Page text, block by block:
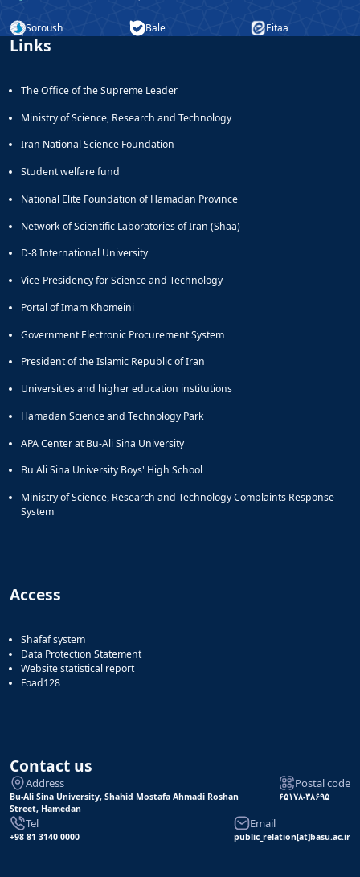
Soroush Bale Eitaa
Links
The Office of the Supreme Leader
Ministry of Science, Research and Technology
Iran National Science Foundation
Student welfare fund
National Elite Foundation of Hamadan Province
Network of Scientific Laboratories of Iran (Shaa)
D-8 International University
Vice-Presidency for Science and Technology
Portal of Imam Khomeini
Government Electronic Procurement System
President of the Islamic Republic of Iran
Universities and higher education institutions
Hamadan Science and Technology Park
APA Center at Bu-Ali Sina University
Bu Ali Sina University Boys' High School
Ministry of Science, Research and Technology Complaints Response
System
Access
Shafaf system
Data Protection Statement
Website statistical report
Foad128
Contact us
Address
Bu-Ali Sina University, Shahid Mostafa Ahmadi Roshan
Street, Hamedan
Postal code
۶۵۱۷۸-۳۸۶۹۵
Tel
+98 81 3140 0000
Email
public_relation[at]basu.ac.ir